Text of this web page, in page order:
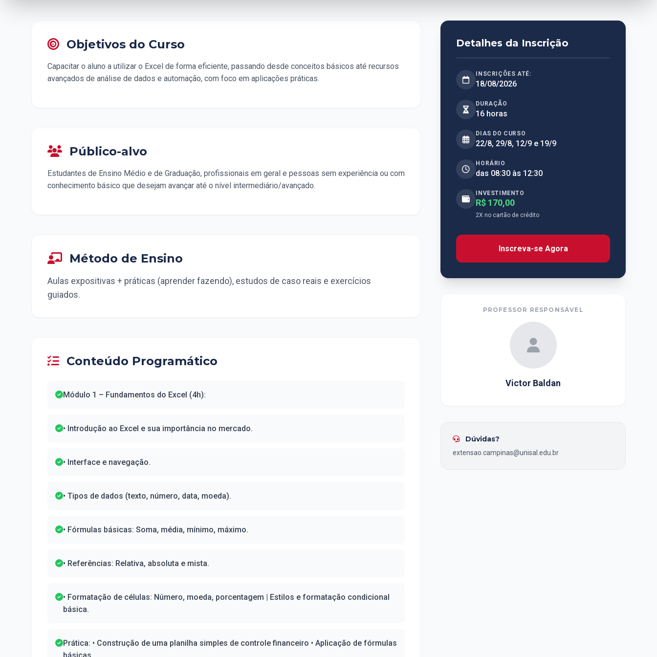
Objetivos do Curso
Capacitar o aluno a utilizar o Excel de forma eficiente, passando desde conceitos básicos até recursos
avançados de análise de dados e automação, com foco em aplicações práticas.
Público-alvo
Estudantes de Ensino Médio e de Graduação, profissionais em geral e pessoas sem experiência ou com
conhecimento básico que desejam avançar até o nível intermediário/avançado.
Método de Ensino
Aulas expositivas + práticas (aprender fazendo), estudos de caso reais e exercícios
guiados.
Conteúdo Programático
Módulo 1 – Fundamentos do Excel (4h):
• Introdução ao Excel e sua importância no mercado.
• Interface e navegação.
• Tipos de dados (texto, número, data, moeda).
• Fórmulas básicas: Soma, média, mínimo, máximo.
• Referências: Relativa, absoluta e mista.
• Formatação de células: Número, moeda, porcentagem | Estilos e formatação condicional
básica.
Prática: • Construção de uma planilha simples de controle financeiro • Aplicação de fórmulas
básicas.
Detalhes da Inscrição
INSCRIÇÕES ATÉ:
18/08/2026
DURAÇÃO
16 horas
DIAS DO CURSO
22/8, 29/8, 12/9 e 19/9
HORÁRIO
das 08:30 às 12:30
INVESTIMENTO
R$ 170,00
2X no cartão de crédito
Inscreva-se Agora
PROFESSOR RESPONSÁVEL
Victor Baldan
Dúvidas?
extensao.campinas@unisal.edu.br